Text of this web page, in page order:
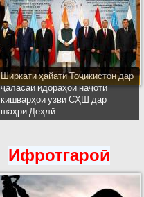
Ширкати ҳайати Тоҷикистон дар
ҷаласаи идораҳои наҷоти
кишварҳои узви СҲШ дар
шаҳри Деҳлӣ
Ифротгароӣ